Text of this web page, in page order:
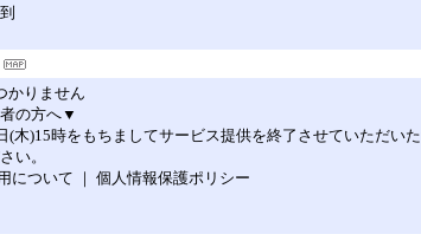
かりません
の方へ▼
(木)15時をもちましてサービス提供を終了させていただい
い。
について ｜ 個人情報保護ポリシー